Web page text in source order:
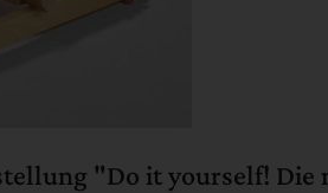
"Do it yourself! Die